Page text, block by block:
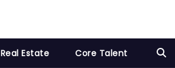
Real Estate Core Talent